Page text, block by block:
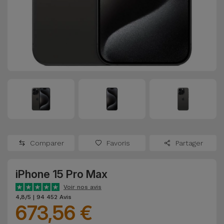
Xiaomi
Oppo
OnePlus
Dyson
TCL
Reconditionnés
Reconditionnés
Reconditionnées
Voir
tout
Protections
d'Écran
Batteries
Externes
et
Enceintes
Montres
Comparer Favoris Partager
iPhone 15 Pro Max
Voir nos avis
4,8/5 | 94 452 Avis
673,56 €